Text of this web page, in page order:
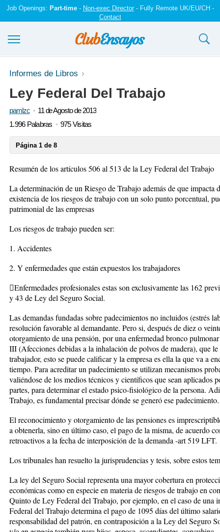
Job Openings: Part-time- Non-exec Director- Fully Remote UK/EU/CH -
Contact
Ensayos y trabajos
Registrarse
Iniciar sesión
Informes de Libros
Ley Federal Del Trabajo
pamlzc
11 de Agosto de 2013
1.996 Palabras
975 Visitas
Página 1 de 8
Resumén de los artículos 506 al 513 de la Ley Federal del Trabajo
La determinación de un Riesgo de Trabajo además de que impacta
existencia de los riesgos de trabajo con un solo punto porcentual,
patrimonial de las empresas
Los riesgos de trabajo pueden ser:
1. Accidentes
2. Y enfermedades que están expuestos los trabajadores
Enfermedades profesionales estas son exclusivamente las 162
y 43 de Ley del Seguro Social.
Las demandas fundadas sobre padecimientos no incluidos (estrés
resolución favorable al demandante. Pero si, después de diez o
otorgamiento de una pensión, por una enfermedad bronco
III (Afecciones debidas a la inhalación de polvos de madera), que
trabajador, esto se puede calificar y la empresa es ella la que va a
tiempo. Para acreditar un padecimiento se utilizan mecanismos
valiéndose de los medios técnicos y científicos que sean aplicados
partes, para determinar el estado psico-fisiológico de la persona.
Trabajo, es fundamental precisar dónde se generó ese padecimiento.
El reconocimiento y otorgamiento de las pensiones es
a obtenerla, sino en último caso, el pago de la misma, de acuerdo
retroactivos a la fecha de interposición de la demanda -art 519 LFT.
Los tribunales han resuelto la jurisprudencias y tesis, sobre estos
La ley del Seguro Social representa una mayor cobertura en
económicas como en especie en materia de riesgos de trabajo en
Quinto de Ley Federal del Trabajo, por ejemplo, en el caso de una
Federal del Trabajo determina el pago de 1095 días del último
responsabilidad del patrón, en contraposición a la Ley del Seguro